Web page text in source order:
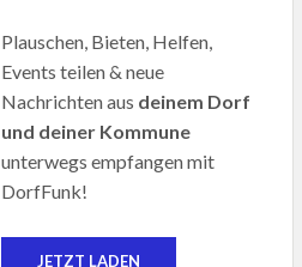
Plauschen, Bieten, Helfen,
Events teilen & neue
Nachrichten aus deinem Dorf
und deiner Kommune
unterwegs empfangen mit
DorfFunk!
JETZT LADEN